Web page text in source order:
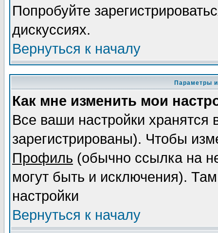
Попробуйте
дискуссиях.
Вернуться к началу
Параметры
Как мне изменить мои
Все ваши настройки
зарегистрированы). Чтобы
Профиль (обычно ссылка на
могут быть и исключения).
настройки
Вернуться к началу